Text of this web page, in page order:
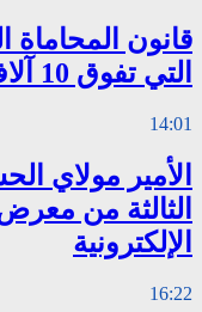
قانون المحاماة
التي تفوق 10 آلاف درهم بالشيك
14:01
الأمير مولاي
الثالثة من
الإلكترونية
16:22